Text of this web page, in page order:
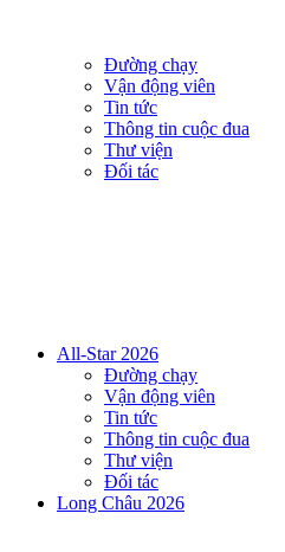
Đường chạy
Vận động viên
Tin tức
Thông tin cuộc đua
Thư viện
Đối tác
All-Star 2026
Đường chạy
Vận động viên
Tin tức
Thông tin cuộc đua
Thư viện
Đối tác
Long Châu 2026